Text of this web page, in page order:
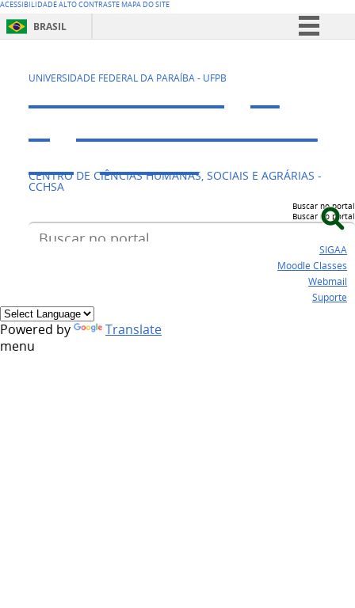
ACESSIBILIDADEALTO CONTRASTEMAPA DO SITE
BRASIL
Comunica BR
Participe
Canais
UNIVERSIDADE FEDERAL DA PARAÍBA - UFPB
CAVN - Colégio
Agrícola Vidal de
Negreiros
CENTRO DE CIÊNCIAS HUMANAS, SOCIAIS E AGRÁRIAS -
CCHSA
Buscar no portal
Buscar no portal
SIGAA
Moodle Classes
Webmail
Suporte
Powered by
Translate
menu